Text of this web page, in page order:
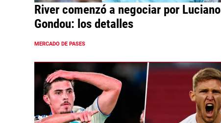
River comenzó a negociar por Luciano
Gondou: los detalles
MERCADO DE PASES